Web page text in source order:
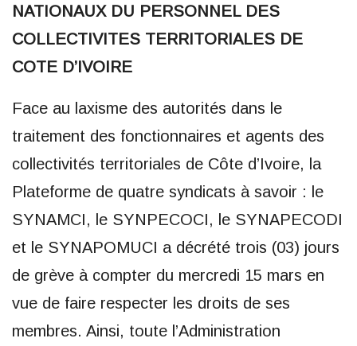
NATIONAUX DU PERSONNEL DES
COLLECTIVITES TERRITORIALES DE
COTE D’IVOIRE
Face au laxisme des autorités dans le
traitement des fonctionnaires et agents des
collectivités territoriales de Côte d’Ivoire, la
Plateforme de quatre syndicats à savoir : le
SYNAMCI, le SYNPECOCI, le SYNAPECODI
et le SYNAPOMUCI a décrété trois (03) jours
de grève à compter du mercredi 15 mars en
vue de faire respecter les droits de ses
membres. Ainsi, toute l’Administration